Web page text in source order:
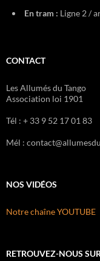
En tram : Ligne 2 /
CONTACT
Les Allumés du Tango
Association loi 1901
Tél : + 33 9 52 17 01 83
Mél :
NOS VIDÉOS
Notre chaîne YOUTUBE
RETROUVEZ-NOUS